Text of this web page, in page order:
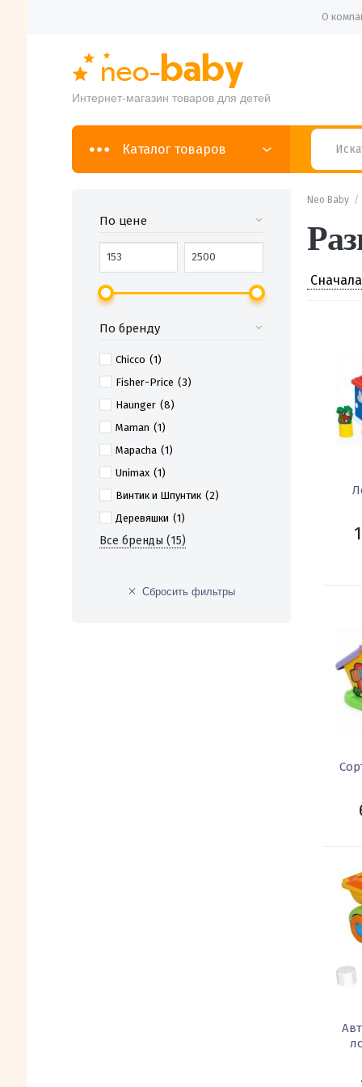
О
Интернет-магазин товаров для детей
Каталог товаров
По цене
По бренду
Chicco (1)
Fisher-Price (3)
Haunger (8)
Maman (1)
Mapacha (1)
Unimax (1)
Винтик и Шпунтик (2)
Деревяшки (1)
Все бренды (15)
Сбросить фильтры
Neo Baby